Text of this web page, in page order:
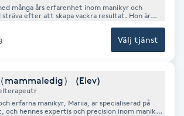
många års erfarenhet inom manikyr och
sträva efter att skapa vackra resultat. Hon är
Välj tjänst
mammaledig） (Elev)
erfarna manikyr, Mariia, är specialiserad på
och hennes expertis och precision inom manikyr